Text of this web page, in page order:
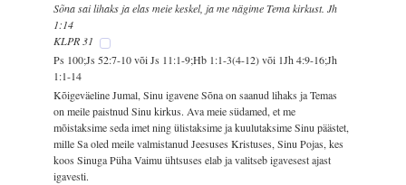
Sõna sai lihaks ja elas meie keskel, ja me nägime Tema kirkust. Jh
1:14
KLPR 31
Ps 100;Js 52:7-10 või Js 11:1-9;Hb 1:1-3(4-12) või 1Jh 4:9-16;Jh
1:1-14
Kõigeväeline Jumal, Sinu igavene Sõna on saanud lihaks ja Temas
on meile paistnud Sinu kirkus. Ava meie südamed, et me
mõistaksime seda imet ning ülistaksime ja kuulutaksime Sinu päästet,
mille Sa oled meile valmistanud Jeesuses Kristuses, Sinu Pojas, kes
koos Sinuga Püha Vaimu ühtsuses elab ja valitseb igavesest ajast
igavesti.